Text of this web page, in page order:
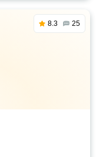
8.3 25